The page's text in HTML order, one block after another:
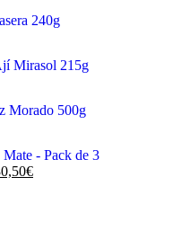
originalactual
€El